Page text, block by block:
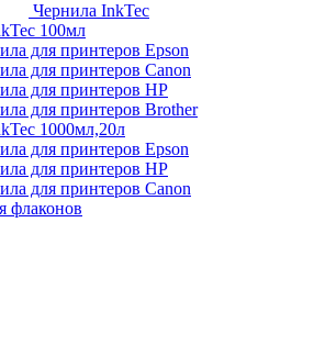
Чернила InkTec
100мл
для принтеров Epson
для принтеров Canon
для принтеров HP
для принтеров Brother
1000мл,20л
для принтеров Epson
для принтеров HP
для принтеров Canon
флаконов